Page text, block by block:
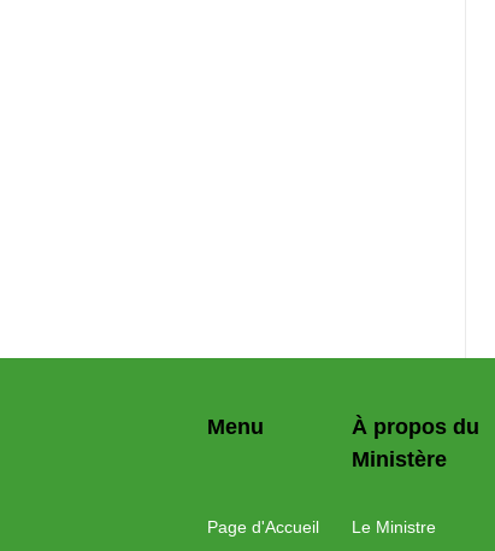
À propos du
Ministère
Le Ministre
Menu
Page d'Accueil